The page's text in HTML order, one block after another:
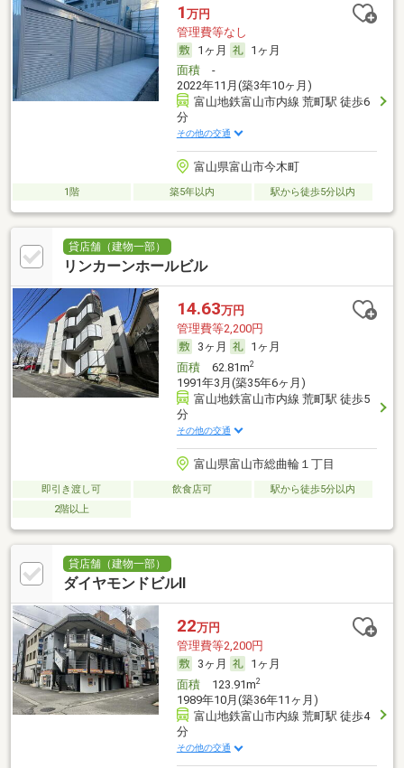
1 万円
管理費等なし
1ヶ月
1ヶ月
面積-
2022年11月(築3年10ヶ月)
富山地鉄富山市内線 荒町駅 徒歩6
分
その他の交通
富山県富山市今木町
1階 築5年以内 駅から徒歩5分以内
貸店舗（建物一部）
リンカーンホールビル
14.63万円
管理費等2,200円
3ヶ月
1ヶ月
面積62.81m2
1991年3月(築35年6ヶ月)
富山地鉄富山市内線 荒町駅 徒歩5
分
その他の交通
富山県富山市総曲輪１丁目
即引き渡し可 飲食店可
駅から徒歩5分以内
2階以上
貸店舗（建物一部）
ダイヤモンドビルⅡ
22万円
管理費等2,200円
3ヶ月
1ヶ月
面積123.91m2
1989年10月(築36年11ヶ月)
富山地鉄富山市内線 荒町駅 徒歩4
分
その他の交通